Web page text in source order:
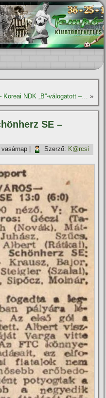
Koreai NDK „B”-válogatott –… »
SE –
Szerző: K@rcsi